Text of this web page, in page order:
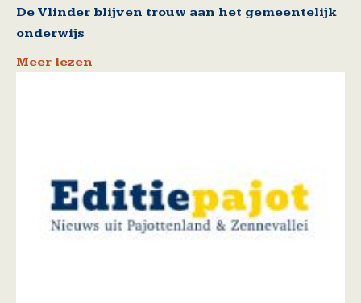
De Vlinder blijven trouw aan het gemeentelijk
onderwijs
Meer lezen